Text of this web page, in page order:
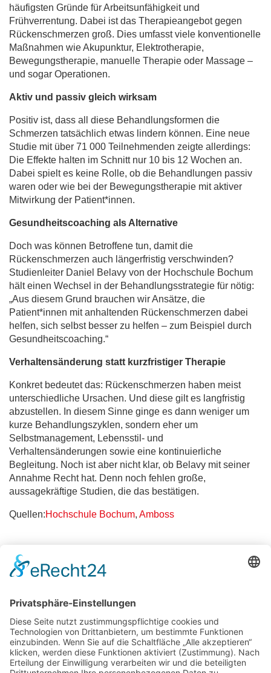
häufigsten Gründe für Arbeitsunfähigkeit und
Frühverrentung. Dabei ist das Therapieangebot gegen
Rückenschmerzen groß. Dies umfasst viele konventionelle
Maßnahmen wie Akupunktur, Elektrotherapie,
Bewegungstherapie, manuelle Therapie oder Massage –
und sogar Operationen.
Aktiv und passiv gleich wirksam
Positiv ist, dass all diese Behandlungsformen die
Schmerzen tatsächlich etwas lindern können. Eine neue
Studie mit über 71 000 Teilnehmenden zeigte allerdings:
Die Effekte halten im Schnitt nur 10 bis 12 Wochen an.
Dabei spielt es keine Rolle, ob die Behandlungen passiv
waren oder wie bei der Bewegungstherapie mit aktiver
Mitwirkung der Patient*innen.
Gesundheitscoaching als Alternative
Doch was können Betroffene tun, damit die
Rückenschmerzen auch längerfristig verschwinden?
Studienleiter Daniel Belavy von der Hochschule Bochum
hält einen Wechsel in der Behandlungsstrategie für nötig:
„Aus diesem Grund brauchen wir Ansätze, die
Patient*innen mit anhaltenden Rückenschmerzen dabei
helfen, sich selbst besser zu helfen – zum Beispiel durch
Gesundheitscoaching.“
Verhaltensänderung statt kurzfristiger Therapie
Konkret bedeutet das: Rückenschmerzen haben meist
unterschiedliche Ursachen. Und diese gilt es langfristig
abzustellen. In diesem Sinne ginge es dann weniger um
kurze Behandlungszyklen, sondern eher um
Selbstmanagement, Lebensstil- und
Verhaltensänderungen sowie eine kontinuierliche
Begleitung. Noch ist aber nicht klar, ob Belavy mit seiner
Annahme Recht hat. Denn noch fehlen große,
aussagekräftige Studien, die das bestätigen.
Quellen:Hochschule Bochum, Amboss
« zurück zur Übersicht
APOTHEKE SCHÖNE AUSSICHT
DOM APOTHEKE AM THEATER
APOTHEKE AUF DER LIETH
APOTHEKE AM NORDBAHNHOF